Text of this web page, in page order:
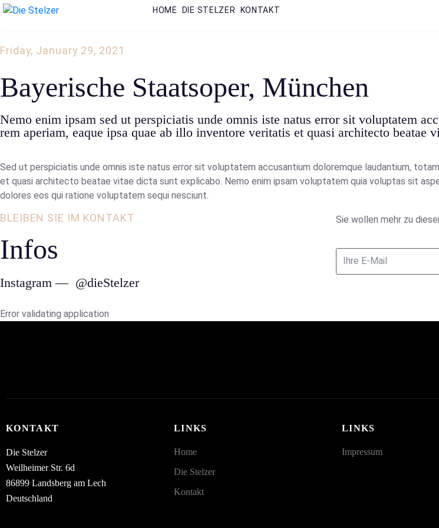
HOME DIE STELZER KONTAKT
Friday, January 29, 2021
Bayerische Staatsoper, München
Nemo enim ipsam sed ut perspiciatis unde omnis iste natus error sit voluptatem
rem aperiam, eaque ipsa quae ab illo inventore veritatis et quasi architecto beatae
Sed ut perspiciatis unde omnis iste natus error sit voluptatem accusantium doloremque laudantium,
et quasi architecto beatae vitae dicta sunt explicabo. Nemo enim ipsam voluptatem quia voluptas sit
dolores eos qui ratione voluptatem sequi nesciunt.
BLEIBEN SIE IM KONTAKT
Infos
Sie wollen mehr zu
Instagram — @dieStelzer
Error validating application
KONTAKT
Die Stelzer
Weilheimer Str. 6d
86899 Landsberg am Lech
Deutschland
LINKS
Home
Die Stelzer
Kontakt
LINKS
Impressum